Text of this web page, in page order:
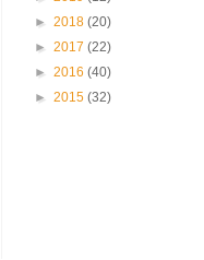
► 2018 (20)
► 2017 (22)
► 2016 (40)
► 2015 (32)